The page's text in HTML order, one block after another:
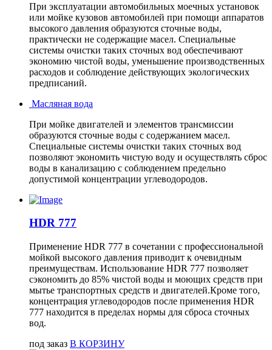
При эксплуатации автомобильных моечных установок
или мойке кузовов автомобилей при помощи аппаратов
высокого давления образуются сточные воды,
практически не содержащие масел. Специальные
системы очистки таких сточных вод обеспечивают
экономию чистой воды, уменьшение производственных
расходов и соблюдение действующих экологических
предписаний.
Масляная вода
При мойке двигателей и элементов трансмиссии
образуются сточные воды с содержанием масел.
Специальные системы очистки таких сточных вод
позволяют экономить чистую воду и осуществлять сброс
воды в канализацию с соблюдением предельно
допустимой концентрации углеводородов.
HDR 777
Применение HDR 777 в сочетании с профессиональной
мойкой высокого давления приводит к очевидным
преимуществам. Использование HDR 777 позволяет
сэкономить до 85% чистой воды и моющих средств при
мытье транспортных средств и двигателей.Кроме того,
концентрация углеводородов после применения HDR
777 находится в пределах нормы для сброса сточных
вод.
под заказ В КОРЗИНУ